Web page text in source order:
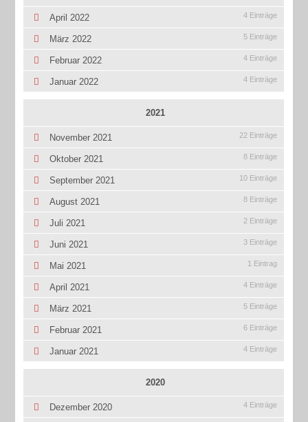
April 2022 4 Einträge
März 2022 5 Einträge
Februar 2022 4 Einträge
Januar 2022 4 Einträge
2021
November 2021 22 Einträge
Oktober 2021 8 Einträge
September 2021 10 Einträge
August 2021 8 Einträge
Juli 2021 2 Einträge
Juni 2021 3 Einträge
Mai 2021 1 Eintrag
April 2021 4 Einträge
März 2021 5 Einträge
Februar 2021 6 Einträge
Januar 2021 4 Einträge
2020
Dezember 2020 4 Einträge